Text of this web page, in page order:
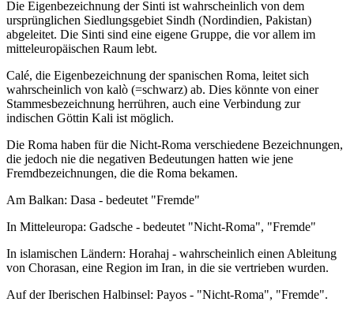
Die Eigenbezeichnung der Sinti ist wahrscheinlich von dem
ursprünglichen Siedlungsgebiet Sindh (Nordindien, Pakistan)
abgeleitet. Die Sinti sind eine eigene Gruppe, die vor allem im
mitteleuropäischen Raum lebt.
Calé, die Eigenbezeichnung der spanischen Roma, leitet sich
wahrscheinlich von kalò (=schwarz) ab. Dies könnte von einer
Stammesbezeichnung herrühren, auch eine Verbindung zur
indischen Göttin Kali ist möglich.
Die Roma haben für die Nicht-Roma verschiedene Bezeichnungen,
die jedoch nie die negativen Bedeutungen hatten wie jene
Fremdbezeichnungen, die die Roma bekamen.
Am Balkan: Dasa - bedeutet "Fremde"
In Mitteleuropa: Gadsche - bedeutet "Nicht-Roma", "Fremde"
In islamischen Ländern: Horahaj - wahrscheinlich einen Ableitung
von Chorasan, eine Region im Iran, in die sie vertrieben wurden.
Auf der Iberischen Halbinsel: Payos - "Nicht-Roma", "Fremde".